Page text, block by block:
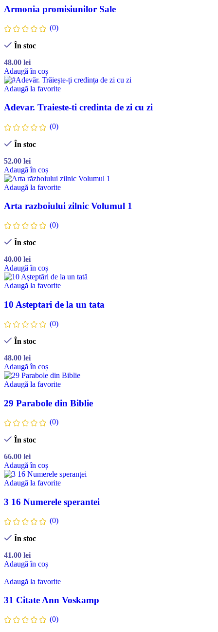
Armonia promisiunilor Sale
(0)
În stoc
48.00 lei
Adaugă în coș
Adaugă la favorite
Adevar. Traieste-ti credinta de zi cu zi
(0)
În stoc
52.00 lei
Adaugă în coș
Adaugă la favorite
Arta razboiului zilnic Volumul 1
(0)
În stoc
40.00 lei
Adaugă în coș
Adaugă la favorite
10 Asteptari de la un tata
(0)
În stoc
48.00 lei
Adaugă în coș
Adaugă la favorite
29 Parabole din Biblie
(0)
În stoc
66.00 lei
Adaugă în coș
Adaugă la favorite
3 16 Numerele sperantei
(0)
În stoc
41.00 lei
Adaugă în coș
Adaugă la favorite
31 Citate Ann Voskamp
(0)